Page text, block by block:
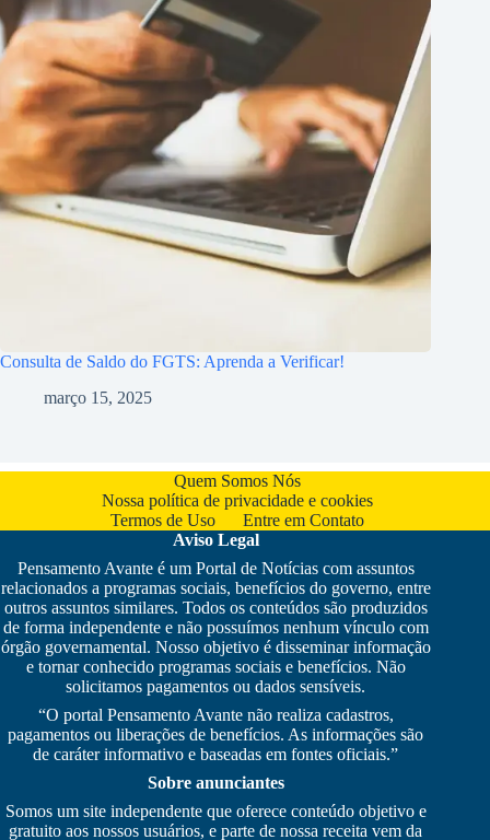
Consulta de Saldo do FGTS: Aprenda a Verificar!
março 15, 2025
Quem Somos Nós
Nossa política de privacidade e cookies
Termos de Uso
Entre em Contato
Aviso Legal
Pensamento Avante é um Portal de Notícias com assuntos
relacionados a programas sociais, benefícios do governo, entre
outros assuntos similares. Todos os conteúdos são produzidos
de forma independente e não possuímos nenhum vínculo com
órgão governamental. Nosso objetivo é disseminar informação
e tornar conhecido programas sociais e benefícios. Não
solicitamos pagamentos ou dados sensíveis.
“O portal Pensamento Avante não realiza cadastros,
pagamentos ou liberações de benefícios. As informações são
de caráter informativo e baseadas em fontes oficiais.”
Sobre anunciantes
Somos um site independente que oferece conteúdo objetivo e
gratuito aos nossos usuários, e parte de nossa receita vem da